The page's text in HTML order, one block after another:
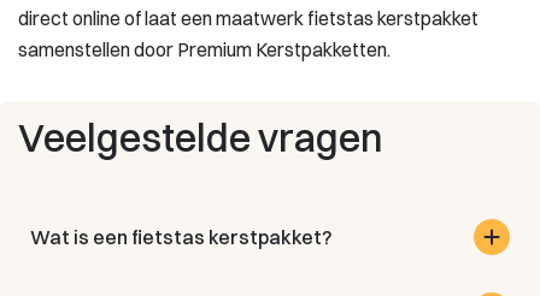
direct online of laat een maatwerk fietstas kerstpakket
samenstellen door Premium Kerstpakketten.
Veelgestelde vragen
Wat is een fietstas kerstpakket?